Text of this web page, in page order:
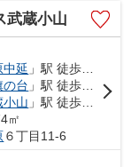
武蔵小山
中延 」駅 徒歩9分
の台 」駅 徒歩11分
小山 」駅 徒歩14分
㎡
６丁目11-6